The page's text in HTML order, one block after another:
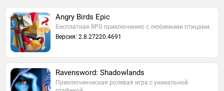
Angry Birds Epic
Бесплатная RPG приключению с любимыми птицами.
Версия: 2.8.27220.4691
Ravensword: Shadowlands
Приключенческая ролевая игра с уникальной